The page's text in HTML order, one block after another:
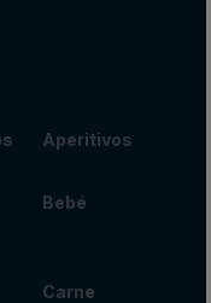
Aperitivos
Bebé
Carne